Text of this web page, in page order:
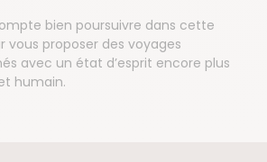
bien poursuivre dans cette
vous proposer des voyages
avec un état d’esprit encore plus
humain.